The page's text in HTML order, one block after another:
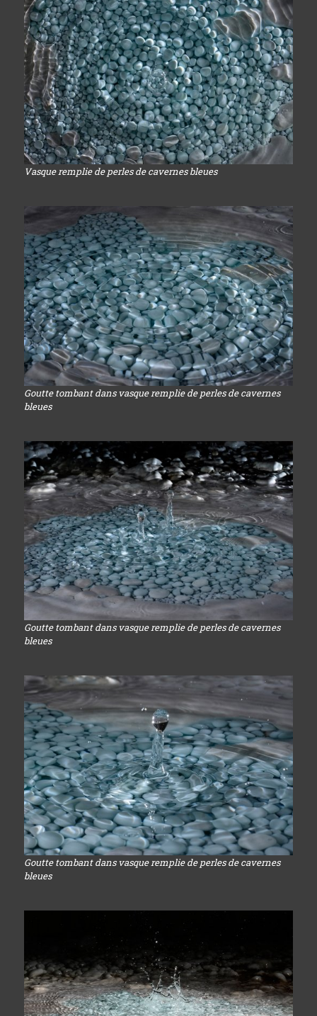
Vasque remplie de perles de cavernes bleues
Goutte tombant dans vasque remplie de perles de cavernes
bleues
Goutte tombant dans vasque remplie de perles de cavernes
bleues
Goutte tombant dans vasque remplie de perles de cavernes
bleues